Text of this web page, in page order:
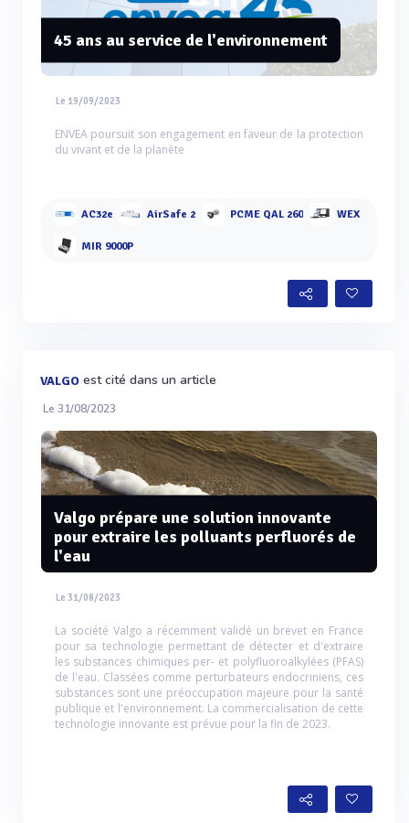
45 ans au service de l'environnement
Le 19/09/2023
ENVEA poursuit son engagement en faveur de la protection
du vivant et de la planète
AC32e AirSafe 2 PCME QAL 260 WEX
MIR 9000P
VALGO est cité dans un article
Le 31/08/2023
Valgo prépare une solution innovante
pour extraire les polluants perfluorés de
l'eau
Le 31/08/2023
La société Valgo a récemment validé un brevet en France
pour sa technologie permettant de détecter et d'extraire
les substances chimiques per- et polyfluoroalkylées (PFAS)
de l'eau. Classées comme perturbateurs endocriniens, ces
substances sont une préoccupation majeure pour la santé
publique et l'environnement. La commercialisation de cette
technologie innovante est prévue pour la fin de 2023.